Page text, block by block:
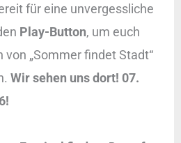
für eine unvergessliche
Play-Button, um euch
von „Sommer findet Stadt“
Wir sehen uns dort! 07.